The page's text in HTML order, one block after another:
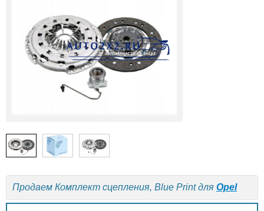
Продаем Комплект сцепления, Blue Print для Opel